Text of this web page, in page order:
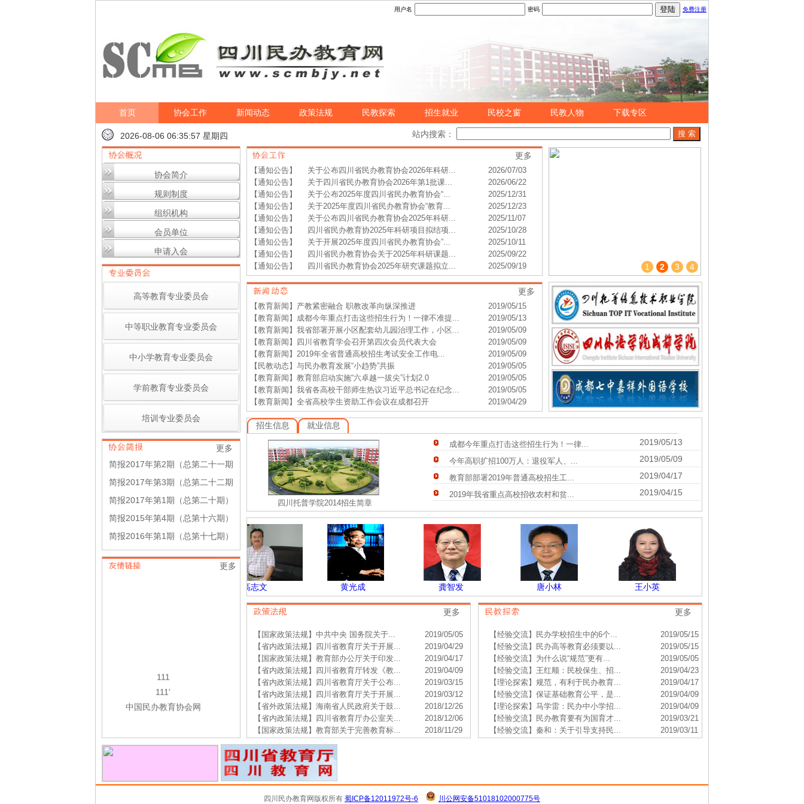
用户名 密码 免费注册
首页 协会工作 新闻动态 政策法规 民教探索 招生就业 民校之窗 民教人物 下载专区
站内搜索：
2026-08-06 06:35:57 星期四
协会简介
规则制度
组织机构
会员单位
申请入会
高等教育专业委员会
中等职业教育专业委员会
中小学教育专业委员会
学前教育专业委员会
培训专业委员会
更多
简报2017年第2期（总第二十一期
简报2017年第3期（总第二十二期
简报2017年第1期（总第二十期）
简报2015年第4期（总第十六期）
简报2016年第1期（总第十七期）
更多
111
111'
中国民办教育协会网
更多
【通知公告】 关于公布四川省民办教育协会2026年科研...
2026/07/03
【通知公告】
关于四川省民办教育协会2026年第1批课...
2026/06/22
【通知公告】
关于公布2025年度四川省民办教育协会“...
2025/12/31
【通知公告】
关于2025年度四川省民办教育协会“教育...
2025/12/23
【通知公告】
关于公布四川省民办教育协会2025年科研...
2025/11/07
【通知公告】
四川省民办教育协2025年科研项目拟结项...
2025/10/28
【通知公告】
关于开展2025年度四川省民办教育协会”...
2025/10/11
【通知公告】
四川省民办教育协会关于2025年科研课题...
2025/09/22
【通知公告】
四川省民办教育协会2025年研究课题拟立... 2025/09/19 1 2 3 4
更多
【教育新闻】 产教紧密融合 职教改革向纵深推进
2019/05/15
【教育新闻】 成都今年重点打击这些招生行为！一律不准提...
2019/05/13
【教育新闻】 我省部署开展小区配套幼儿园治理工作，小区...
2019/05/09
【教育新闻】
四川省教育学会召开第四次会员代表大会
2019/05/09
【教育新闻】 2019年全省普通高校招生考试安全工作电...
2019/05/09
【民教动态】 与民办教育发展“小趋势”共振
2019/05/05
【教育新闻】 教育部启动实施“六卓越一拔尖”计划2.0
2019/05/05
【教育新闻】 我省各高校干部师生热议习近平总书记在纪念...
2019/05/05
【教育新闻】 全省高校学生资助工作会议在成都召开 2019/04/29
招生信息 就业信息
四川托普学院2014招生简章
成都今年重点打击这些招生行为！一律... 2019/05/13
今年高职扩招100万人：退役军人、... 2019/05/09
教育部部署2019年普通高校招生工... 2019/04/17
2019年我省重点高校招收农村和贫... 2019/04/15
高志文 黄光成 龚智发 唐小林 王小英
更多
【国家政策法规】 中共中央 国务院关于...
2019/05/05
【省内政策法规】
四川省教育厅关于开展...
2019/04/29
【国家政策法规】 教育部办公厅关于印发...
2019/04/17
【省内政策法规】
四川省教育厅转发《教...
2019/04/09
【省内政策法规】
四川省教育厅关于公布...
2019/03/15
【省内政策法规】
四川省教育厅关于开展...
2019/03/12
【省外政策法规】 海南省人民政府关于鼓...
2018/12/26
【省内政策法规】
四川省教育厅办公室关...
2018/12/06
【国家政策法规】 教育部关于完善教育标... 2018/11/29
更多
【经验交流】 民办学校招生中的6个...
2019/05/15
【经验交流】
民办高等教育必须要以...
2019/05/15
【经验交流】 为什么说“规范”更有...
2019/05/05
【经验交流】 王红顺：民校保生、招...
2019/04/23
【理论探索】规范，有利于民办教育...
2019/04/17
【经验交流】保证基础教育公平，是...
2019/04/09
【理论探索】马学雷：民办中小学招...
2019/04/09
【经验交流】
民办教育要有为国育才...
2019/03/21
【经验交流】秦和：关于引导支持民... 2019/03/11
四川民办教育网版权所有 蜀ICP备12011972号-6 川公网安备51018102000775号